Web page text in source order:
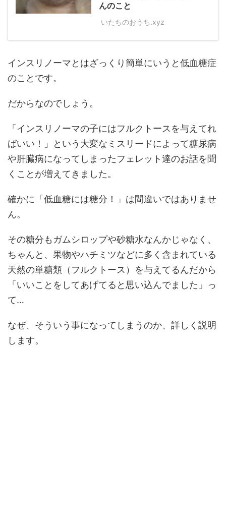
んのこと
いたちのおうち.xyz
インスリノーマとはざっくり簡単にいうと低血糖症
のことです。
だからなのでしょう。
「インスリノーマの子にはフルクトースを与えてれ
ばいい！」という大変なミスリードによって糖尿病
や肝臓病になってしまったフェレット達のお話を聞
くことが増えてきました。
確かに「低血糖には糖分！」は間違いではありませ
ん。
その糖分もガムシロップや砂糖水なんかじゃなく、
ちゃんと、果物やハチミツなどに多く含まれている
天然の単糖類（フルクトース）を与えてるんだから
「いいことをしてあげてると思い込んでました」っ
て…
なぜ、そういう事になってしまうのか、詳しく説明
します。